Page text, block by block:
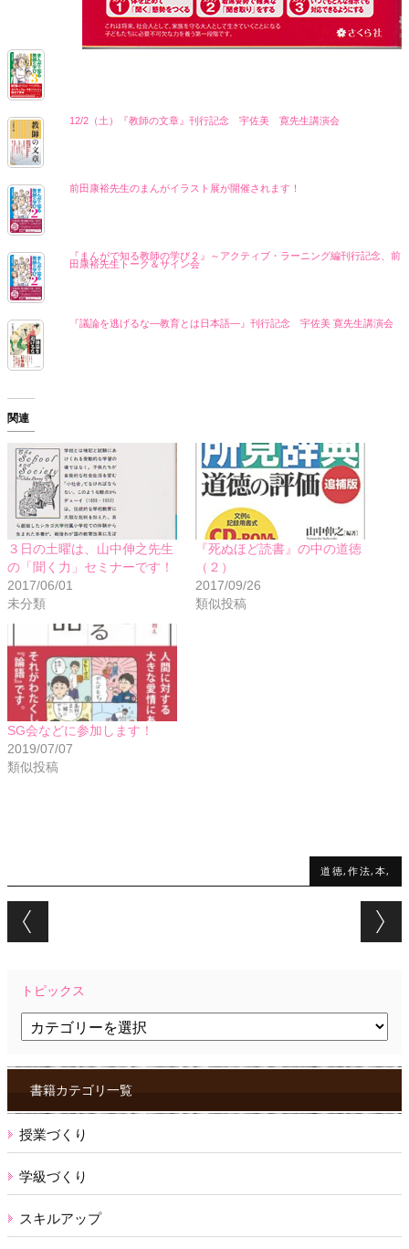
12/2（土）『教師の文章』刊行記念 宇佐美 寛先生講演会
前田康裕先生のまんがイラスト展が開催されます！
『まんがで知る教師の学び２』～アクティブ・ラーニング編刊行記念、前
田康裕先生トーク＆サイン会
『議論を逃げるな―教育とは日本語―』刊行記念 宇佐美 寛先生講演会
関連
３日の土曜は、山中伸之先生
の「聞く力」セミナーです！
2017/06/01
未分類
『死ぬほど読書』の中の道徳
（２）
2017/09/26
類似投稿
SG会などに参加します！
2019/07/07
類似投稿
道徳,作法,本,
Post navigation
トピックス
ク
ス書籍カテゴリ一覧
授業づくり
学級づくり
スキルアップ